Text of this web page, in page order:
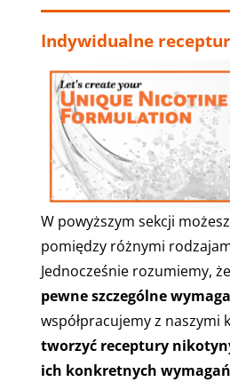
Indywidualne
W powyższym sekcji
pomiędzy różnymi
Jednocześnie rozumiemy, że
pewne szczególne
współpracujemy z naszymi
tworzyć receptury
ich konkretnych